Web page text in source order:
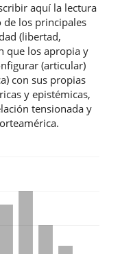
aquí la lectura
los principales
(libertad,
que los apropia y
(articular)
con sus propias
y epistémicas,
tensionada y